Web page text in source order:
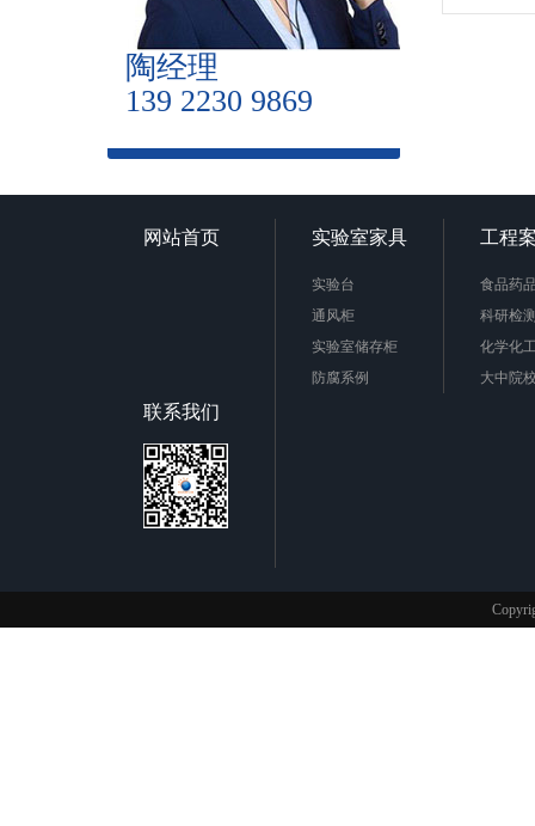
陶经理
139 2230 9869
网站首页 实验室家具
实验台
通风柜
实验室储存柜
防腐系例
工程
食品药
科研检
化学化
大中院
联系我们